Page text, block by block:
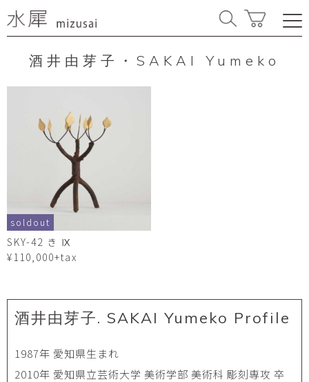
酒井由芽子・SAKAI Yumeko
soldout
SKY-42 き Ⅸ
¥110,000+tax
酒井由芽子. SAKAI Yumeko Profile
1987年 愛知県生まれ
2010年 愛知県立芸術大学 美術学部 美術科 彫刻専攻 卒